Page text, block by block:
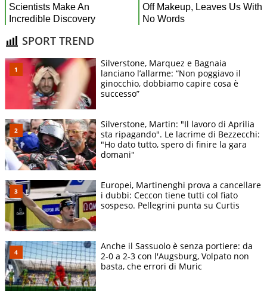
SPORT TREND
Silverstone, Marquez e Bagnaia
lanciano l’allarme: “Non poggiavo il
ginocchio, dobbiamo capire cosa è
successo”
Silverstone, Martin: "Il lavoro di Aprilia
sta ripagando". Le lacrime di Bezzecchi:
"Ho dato tutto, spero di finire la gara
domani"
Europei, Martinenghi prova a cancellare
i dubbi: Ceccon tiene tutti col fiato
sospeso. Pellegrini punta su Curtis
Anche il Sassuolo è senza portiere: da
2-0 a 2-3 con l'Augsburg, Volpato non
basta, che errori di Muric